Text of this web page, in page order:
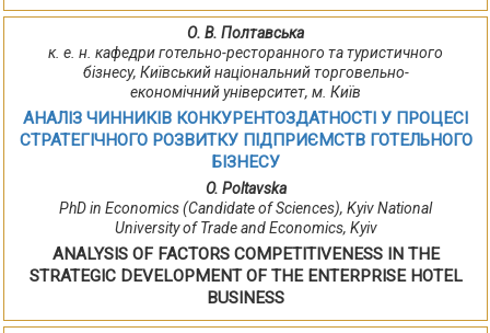
О. В. Полтавська
к. е. н. кафедри готельно-ресторанного та туристичного
бізнесу, Київський національний торговельно-
економічний університет, м. Київ
АНАЛІЗ ЧИННИКІВ КОНКУРЕНТОЗДАТНОСТІ У ПРОЦЕСІ
СТРАТЕГІЧНОГО РОЗВИТКУ ПІДПРИЄМСТВ ГОТЕЛЬНОГО
БІЗНЕСУ
O. Poltavska
PhD in Economics (Candidate of Sciences), Kyiv National
University of Trade and Economics, Kyiv
ANALYSIS OF FACTORS COMPETITIVENESS IN THE
STRATEGIC DEVELOPMENT OF THE ENTERPRISE HOTEL
BUSINESS